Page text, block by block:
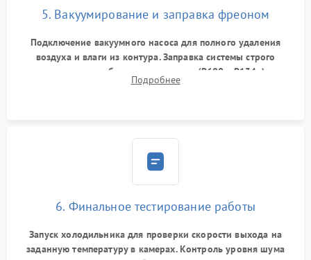
5. Вакуумирование и заправка фреоном
Подключение вакуумного насоса для полного удаления
воздуха и влаги из контура. Заправка системы строго
дозированным объемом хладагента (R600a, R134a) по
электронным весам. Контроль рабочего давления в системе.
Подробнее
6. Финальное тестирование работы
Запуск холодильника для проверки скорости выхода на
заданную температуру в камерах. Контроль уровня шума